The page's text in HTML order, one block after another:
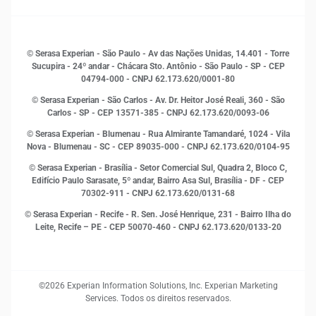
Inovação e Tecnologia
Leis e impostos
Marketing
Open Finance
Proteção de Dados
Sustentabilidade Corporativa
© Serasa Experian - São Paulo - Av das Nações Unidas, 14.401 - Torre
Sucupira - 24º andar - Chácara Sto. Antônio - São Paulo - SP - CEP
04794-000 - CNPJ 62.173.620/0001-80
© Serasa Experian - São Carlos - Av. Dr. Heitor José Reali, 360 - São
Carlos - SP - CEP 13571-385 - CNPJ 62.173.620/0093-06
© Serasa Experian - Blumenau - Rua Almirante Tamandaré, 1024 - Vila
Nova - Blumenau - SC - CEP 89035-000 - CNPJ 62.173.620/0104-95
© Serasa Experian - Brasília - Setor Comercial Sul, Quadra 2, Bloco C,
Edifício Paulo Sarasate, 5º andar, Bairro Asa Sul, Brasília - DF - CEP
70302-911 - CNPJ 62.173.620/0131-68
© Serasa Experian - Recife - R. Sen. José Henrique, 231 - Bairro Ilha do
Leite, Recife – PE - CEP 50070-460 - CNPJ 62.173.620/0133-20
©2026 Experian Information Solutions, Inc. Experian Marketing
Services. Todos os direitos reservados.